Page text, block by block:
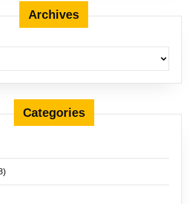
Archives
Categories